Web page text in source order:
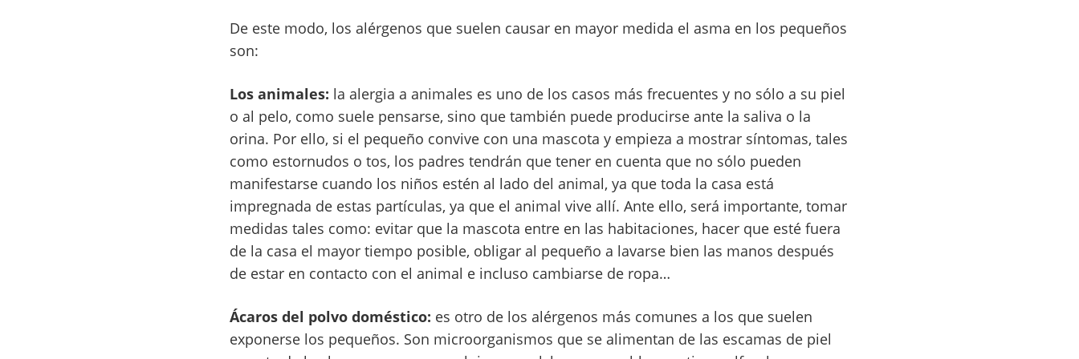
De este modo, los alérgenos que suelen causar en mayor medida el asma en los pequeños
son:
Los animales: la alergia a animales es uno de los casos más frecuentes y no sólo a su piel
o al pelo, como suele pensarse, sino que también puede producirse ante la saliva o la
orina. Por ello, si el pequeño convive con una mascota y empieza a mostrar síntomas, tales
como estornudos o tos, los padres tendrán que tener en cuenta que no sólo pueden
manifestarse cuando los niños estén al lado del animal, ya que toda la casa está
impregnada de estas partículas, ya que el animal vive allí. Ante ello, será importante, tomar
medidas tales como: evitar que la mascota entre en las habitaciones, hacer que esté fuera
de la casa el mayor tiempo posible, obligar al pequeño a lavarse bien las manos después
de estar en contacto con el animal e incluso cambiarse de ropa…
Ácaros del polvo doméstico: es otro de los alérgenos más comunes a los que suelen
exponerse los pequeños. Son microorganismos que se alimentan de las escamas de piel